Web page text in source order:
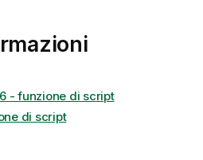
- funzione di script
di script